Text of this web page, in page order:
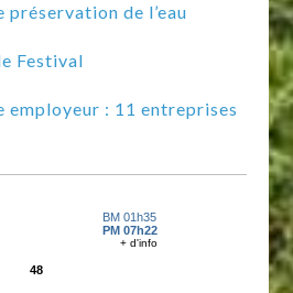
préservation de l’eau
Festival
employeur : 11 entreprises